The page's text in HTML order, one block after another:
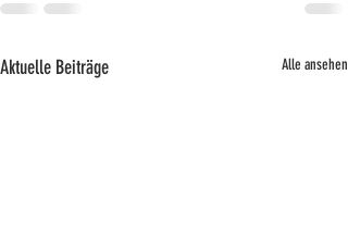
Aktuelle Beiträge Alle ansehen